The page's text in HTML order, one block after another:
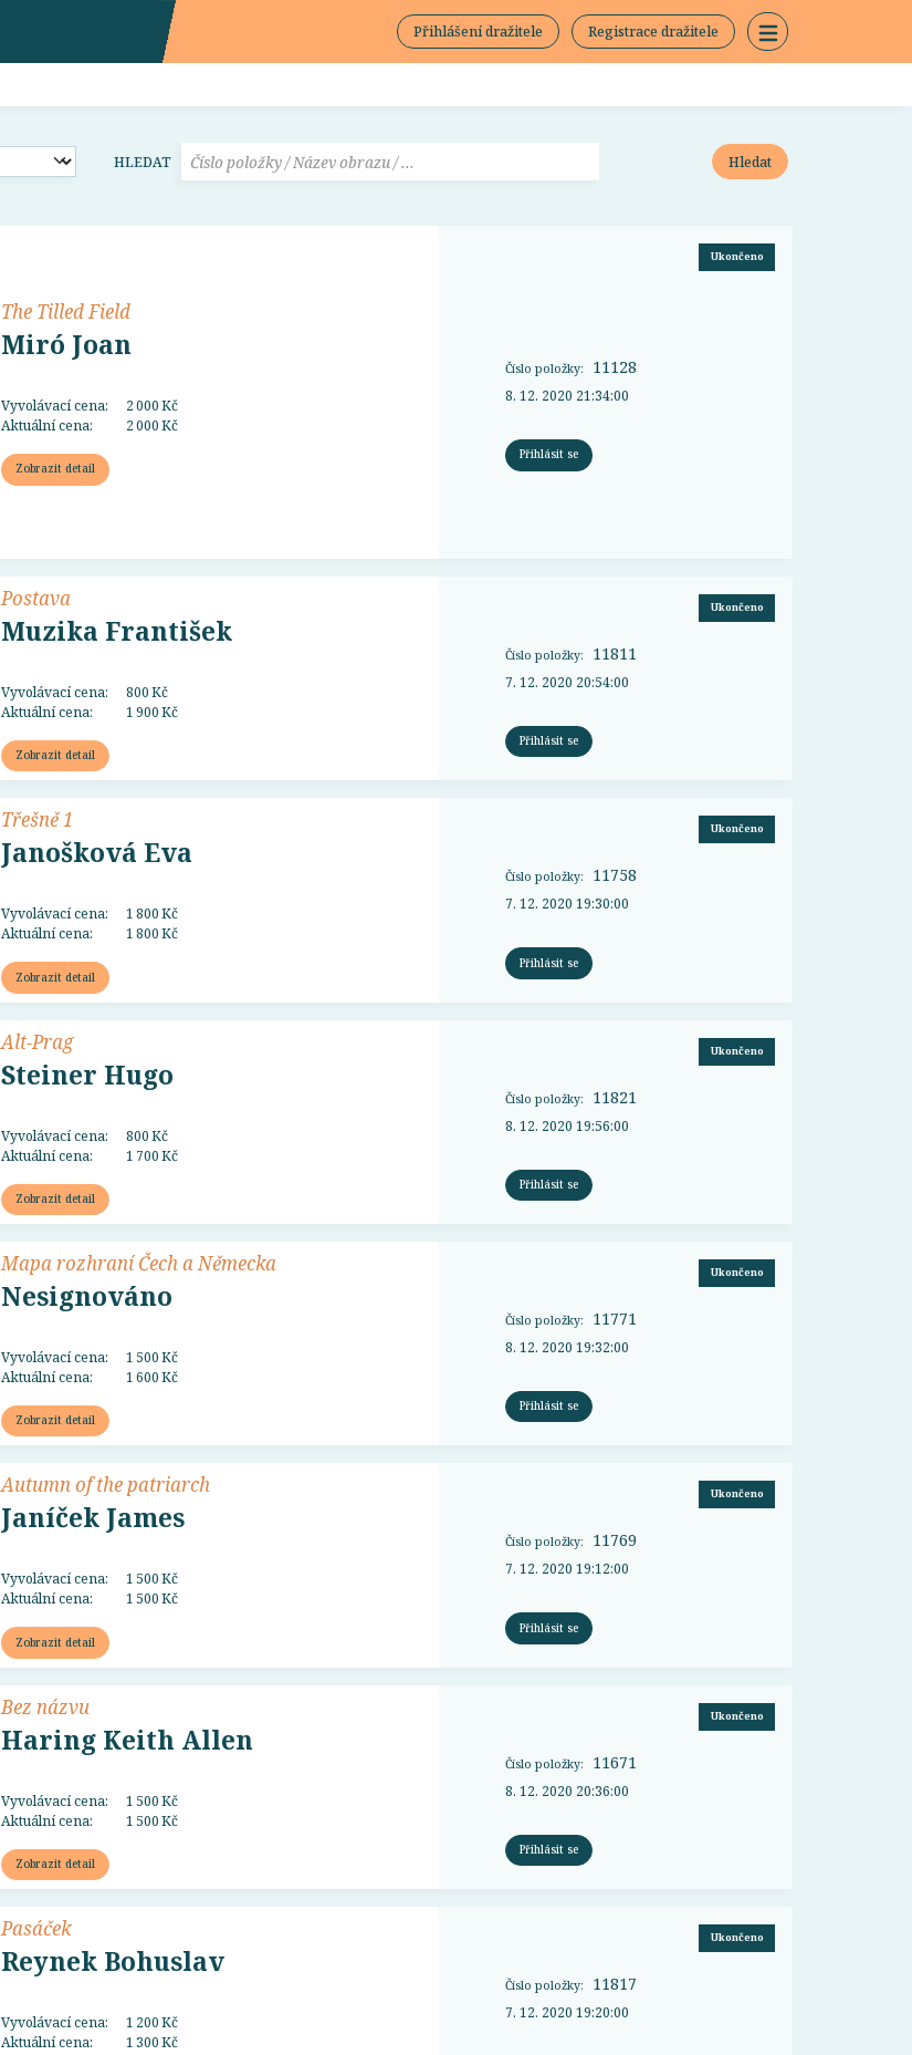
Přihlášení dražitele Registrace dražitele
HLEDAT Hledat
The Tilled Field
Miró Joan
Vyvolávací cena:
2 000 Kč
Aktuální cena:
2 000 Kč
Zobrazit detail
Ukončeno
Číslo položky: 11128
8. 12. 2020 21:34:00
Přihlásit se
Postava
Muzika František
Vyvolávací cena:
800 Kč
Aktuální cena:
1 900 Kč
Zobrazit detail
Ukončeno
Číslo položky: 11811
7. 12. 2020 20:54:00
Přihlásit se
Třešně 1
Janošková Eva
Vyvolávací cena:
1 800 Kč
Aktuální cena:
1 800 Kč
Zobrazit detail
Ukončeno
Číslo položky: 11758
7. 12. 2020 19:30:00
Přihlásit se
Alt-Prag
Steiner Hugo
Vyvolávací cena:
800 Kč
Aktuální cena:
1 700 Kč
Zobrazit detail
Ukončeno
Číslo položky: 11821
8. 12. 2020 19:56:00
Přihlásit se
Mapa rozhraní Čech a Německa
Nesignováno
Vyvolávací cena:
1 500 Kč
Aktuální cena:
1 600 Kč
Zobrazit detail
Ukončeno
Číslo položky: 11771
8. 12. 2020 19:32:00
Přihlásit se
Autumn of the patriarch
Janíček James
Vyvolávací cena:
1 500 Kč
Aktuální cena:
1 500 Kč
Zobrazit detail
Ukončeno
Číslo položky: 11769
7. 12. 2020 19:12:00
Přihlásit se
Bez názvu
Haring Keith Allen
Vyvolávací cena:
1 500 Kč
Aktuální cena:
1 500 Kč
Zobrazit detail
Ukončeno
Číslo položky: 11671
8. 12. 2020 20:36:00
Přihlásit se
Pasáček
Reynek Bohuslav
Vyvolávací cena:
1 200 Kč
Aktuální cena:
1 300 Kč
Ukončeno
Číslo položky: 11817
7. 12. 2020 19:20:00